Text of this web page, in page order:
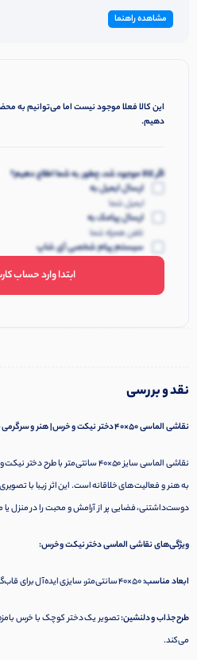
مشاهده راهنما
این کالا فعلا موجود نیست اما می‌توانیم به
دهیم.
اگر کالا موجود شد، چطور به شما اطلاع دهیم؟
ارسال ایمیل به
ایمیل شما
ارسال پیامک به
تلفن همراه شما
سیستم پیام شخصی آی شاپ
ابتدا وارد حساب
نقد و بررسی
نقاشی الماسی 50×40 دختر نیکت و خرس | هنر و سرگرمی با طرحی دوست‌داشتنی
نقاشی الماسی سایز 50×40 سانتی‌متر
به هنر و فعالیت‌های خلاقانه است. این اثر زیبا با
دوست‌داشتنی، فضایی پر از آرامش و محبت را در منزل
ویژگی‌های نقاشی الماسی دختر نیکت و خرس:
ابعاد مناسب:50×40 سانتی‌متر، سایزی ایده‌آل برای قاب‌گیری و نصب روی دیوار.
طرح جذاب و دلنشین:تصویر یک دختر کوچک با خرس
می‌کند.